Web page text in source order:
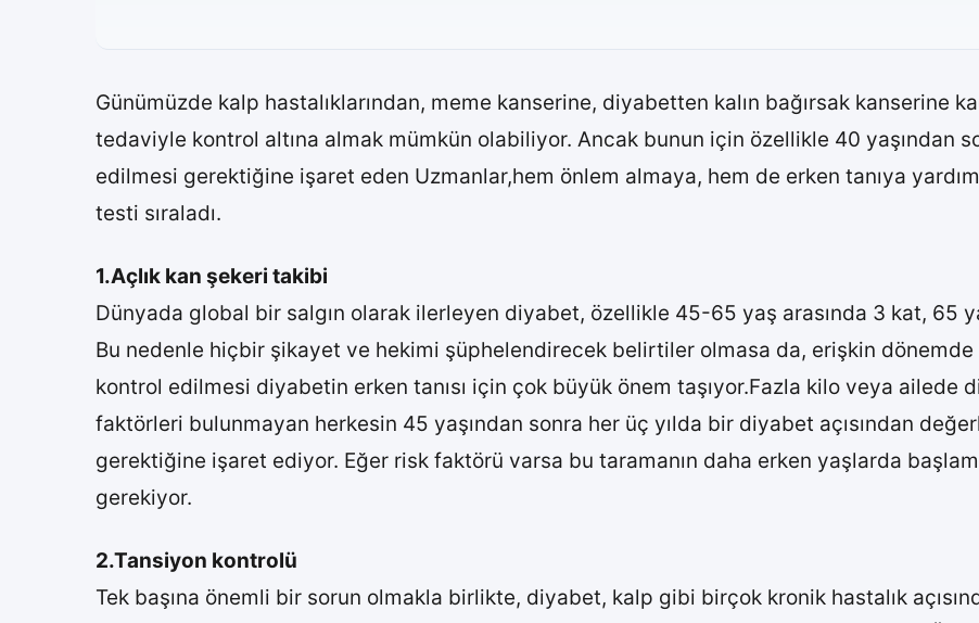
Günümüzde kalp hastalıklarından, meme kanserine, diyabetten kalın bağırsak kanserine
tedaviyle kontrol altına almak mümkün olabiliyor. Ancak bunun için özellikle 40 yaşından
edilmesi gerektiğine işaret eden Uzmanlar,hem önlem almaya, hem de erken tanıya
testi sıraladı.
1.Açlık kan şekeri takibi
Dünyada global bir salgın olarak ilerleyen diyabet, özellikle 45-65 yaş arasında 3 kat, 65
Bu nedenle hiçbir şikayet ve hekimi şüphelendirecek belirtiler olmasa da, erişkin dönemde
kontrol edilmesi diyabetin erken tanısı için çok büyük önem taşıyor.Fazla kilo veya ailede
faktörleri bulunmayan herkesin 45 yaşından sonra her üç yılda bir diyabet açısından
gerektiğine işaret ediyor. Eğer risk faktörü varsa bu taramanın daha erken yaşlarda
gerekiyor.
2.Tansiyon kontrolü
Tek başına önemli bir sorun olmakla birlikte, diyabet, kalp gibi birçok kronik hastalık